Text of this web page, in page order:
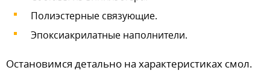
Полиэстерные связующие.
Эпоксиакрилатные наполнители.
Остановимся детально на характеристиках смол.